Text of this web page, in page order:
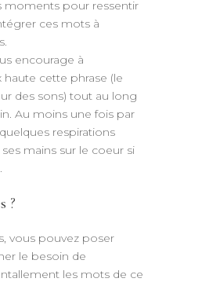
moments pour ressentir
ces mots à
encourage à
cette phrase (le
des sons) tout au long
Au moins une fois par
respirations
mains sur le coeur si
?
vous pouvez poser
le besoin de
les mots de ce